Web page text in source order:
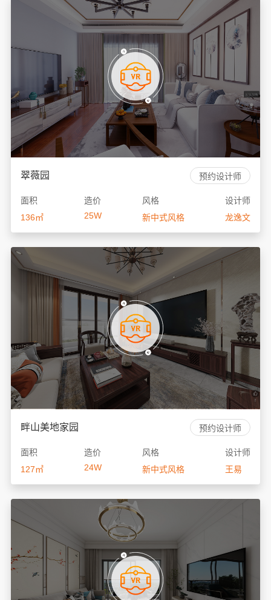
翠薇园 预约设计师
面积
136㎡
造价
25W
风格
新中式风格
设计师
龙逸文
畔山美地家园 预约设计师
面积
127㎡
造价
24W
风格
新中式风格
设计师
王易